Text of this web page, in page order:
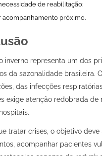
de reabilitação;
acompanhamento próximo.
inverno representa um dos
da sazonalidade brasileira.
das infecções
exige atenção redobrada de
tratar crises, o objetivo deve
acompanhar pacientes